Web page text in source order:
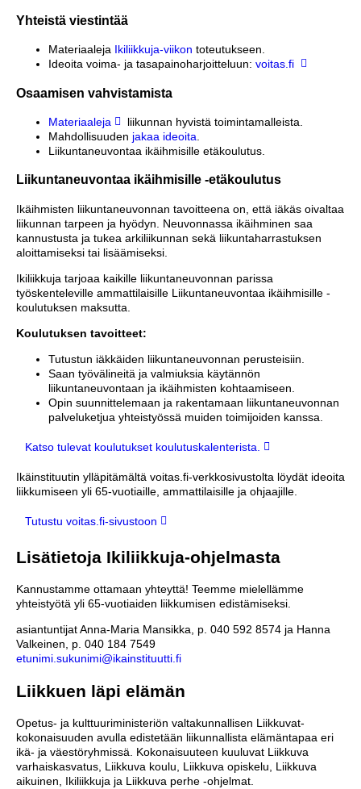
Yhteistä viestintää
Materiaaleja Ikiliikkuja-viikon toteutukseen.
Ideoita voima- ja tasapainoharjoitteluun: voitas.fi
Osaamisen vahvistamista
Materiaaleja
liikunnan hyvistä toimintamalleista.
Mahdollisuuden jakaa ideoita
Liikuntaneuvontaa ikäihmisille etäkoulutus.
Liikuntaneuvontaa ikäihmisille -etäkoulutus
Ikäihmisten liikuntaneuvonnan tavoitteena on, että iäkäs oivaltaa
liikunnan tarpeen ja hyödyn. Neuvonnassa ikäihminen saa
kannustusta ja tukea arkiliikunnan sekä liikuntaharrastuksen
aloittamiseksi tai lisäämiseksi.
Ikiliikkuja tarjoaa kaikille liikuntaneuvonnan parissa
työskenteleville ammattilaisille Liikuntaneuvontaa ikäihmisille -
koulutuksen maksutta.
Koulutuksen tavoitteet:
Tutustun iäkkäiden liikuntaneuvonnan perusteisiin.
Saan työvälineitä ja valmiuksia käytännön
liikuntaneuvontaan ja ikäihmisten kohtaamiseen.
Opin suunnittelemaan ja rakentamaan liikuntaneuvonnan
palveluketjua yhteistyössä muiden toimijoiden kanssa.
Katso tulevat koulutukset koulutuskalenterista.
Ikäinstituutin ylläpitämältä voitas.fi-verkkosivustolta löydät ideoita
liikkumiseen yli 65-vuotiaille, ammattilaisille ja ohjaajille.
Tutustu voitas.fi-sivustoon
Lisätietoja Ikiliikkuja-ohjelmasta
Kannustamme ottamaan yhteyttä! Teemme mielellämme
yhteistyötä yli 65-vuotiaiden liikkumisen edistämiseksi.
asiantuntijat Anna-Maria Mansikka, p. 040 592 8574 ja Hanna
Valkeinen, p. 040 184 7549
etunimi.sukunimi@ikainstituutti.fi
Liikkuen läpi elämän
Opetus- ja kulttuuriministeriön valtakunnallisen Liikkuvat-
kokonaisuuden avulla edistetään liikunnallista elämäntapaa eri
ikä- ja väestöryhmissä. Kokonaisuuteen kuuluvat Liikkuva
varhaiskasvatus, Liikkuva koulu, Liikkuva opiskelu, Liikkuva
aikuinen, Ikiliikkuja ja Liikkuva perhe -ohjelmat.